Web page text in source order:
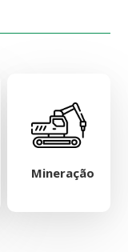
Mineração